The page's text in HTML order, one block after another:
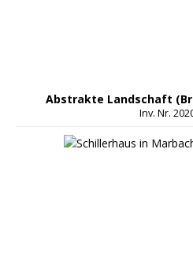
Abstrakte Landschaft
Inv. Nr.